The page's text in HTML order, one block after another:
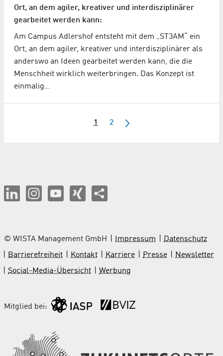
Ort, an dem agiler, kreativer und interdisziplinärer
gearbeitet werden kann:
Am Campus Adlershof entsteht mit dem „ST3AM“ ein
Ort, an dem agiler, kreativer und interdisziplinärer als
anderswo an Ideen gearbeitet werden kann, die die
Menschheit wirklich weiterbringen. Das Konzept ist
einmalig…
1 2
© WISTA Management GmbH Impressum
Datenschutz
Barrierefreiheit
Kontakt Karriere Presse
Newsletter
Social-Media-Übersicht
Werbung
Mitglied bei: